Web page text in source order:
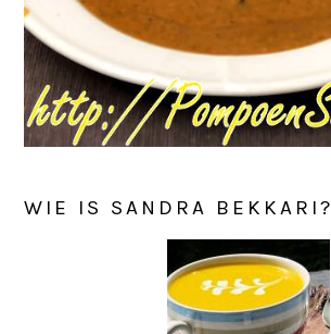
WIE IS SANDRA BEKKARI?